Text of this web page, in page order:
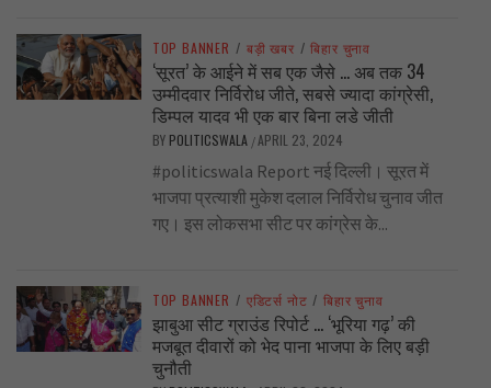
TOP BANNER / बड़ी खबर / बिहार चुनाव
‘सूरत’ के आईने में सब एक जैसे … अब तक 34
उम्मीदवार निर्विरोध जीते, सबसे ज्यादा कांग्रेसी,
डिम्पल यादव भी एक बार बिना लडे जीती
BY POLITICSWALA /APRIL 23, 2024
#politicswala Report नई दिल्ली। सूरत में
भाजपा प्रत्याशी मुकेश दलाल निर्विरोध चुनाव जीत
गए। इस लोकसभा सीट पर कांग्रेस के...
TOP BANNER / एडिटर्स नोट / बिहार चुनाव
झाबुआ सीट ग्राउंड रिपोर्ट … ‘भूरिया गढ़’ की
मजबूत दीवारों को भेद पाना भाजपा के लिए बड़ी
चुनौती